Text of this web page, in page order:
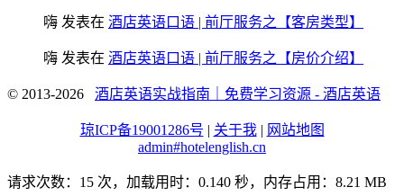
嗨 发表在 酒店英语口语 | 前厅服务之【客房类型】
嗨 发表在 酒店英语口语 | 前厅服务之【房价介绍】
© 2013-2026 酒店英语实战指南｜免费学习资源 - 酒店英语
琼ICP备19001286号 | 关于我 | 网站地图
admin#hotelenglish.cn
请求次数：15 次，加载用时：0.140 秒，内存占用：8.21 MB